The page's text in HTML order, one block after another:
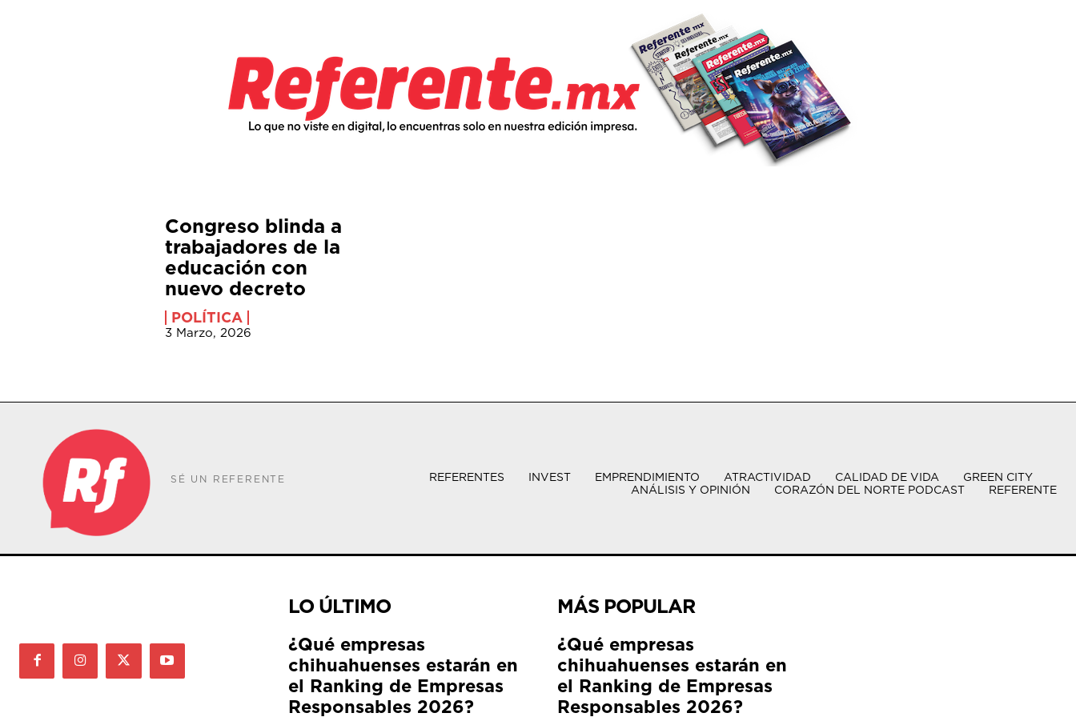
Congreso blinda a
trabajadores de la
educación con
nuevo decreto
POLÍTICA
3 Marzo, 2026
SÉ UN REFERENTE REFERENTES INVEST EMPRENDIMIENTO ATRACTIVIDAD CALIDAD DE VIDA
GREEN CITY
ANÁLISIS Y OPINIÓN
CORAZÓN DEL NORTE PODCAST REFERENTE
LO ÚLTIMO
¿Qué empresas
chihuahuenses estarán en
el Ranking de Empresas
Responsables 2026?
MÁS POPULAR
¿Qué empresas
chihuahuenses estarán en
el Ranking de Empresas
Responsables 2026?